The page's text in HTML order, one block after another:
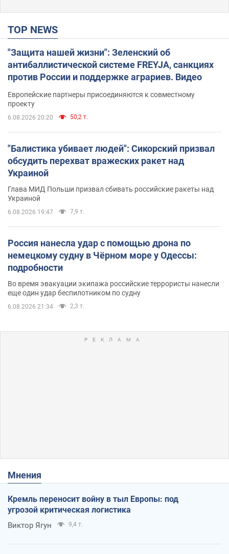
TOP NEWS
"Защита нашей жизни": Зеленский об
антибаллистической системе FREYJA, санкциях
против России и поддержке аграриев. Видео
Европейские партнеры присоединяются к совместному
проекту
6.08.2026 20:20 50,2 т.
"Балистика убивает людей": Сикорский призвал
обсудить перехват вражеских ракет над
Украиной
Глава МИД Польши призвал сбивать российские ракеты над
Украиной
6.08.2026 19:47 7,9 т.
Россия нанесла удар с помощью дрона по
немецкому судну в Чёрном море у Одессы:
подробности
Во время эвакуации экипажа российские террористы нанесли
еще один удар беспилотником по судну
6.08.2026 21:34 2,3 т.
Мнения
Кремль переносит войну в тыл Европы: под
угрозой критическая логистика
Виктор Ягун 9,4 т.